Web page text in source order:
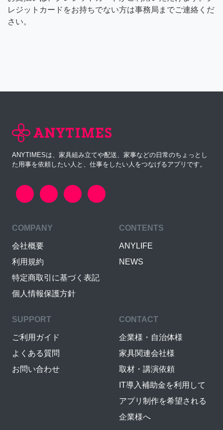
レジットカードをお持ちでない方は事務局までご連絡くだ
さい。
ANYTIMESは、家具組み立てや配送、家事などの日常のちょっとし
た用事を依頼したい人と、仕事をしたい人をつなげるアプリです。
COMPANY
会社概要
利用規約
特定商取引に基づく表記
個人情報保護方針
CONTENTS
ANYLIFE
NEWS
SUPPORT
ご利用ガイド
よくある質問
お問い合わせ
CONTACT
企業様・自治体様
家具関連会社様
取材・講演依頼
IT導入補助金を利用して
アプリ制作を希望される
企業様へ